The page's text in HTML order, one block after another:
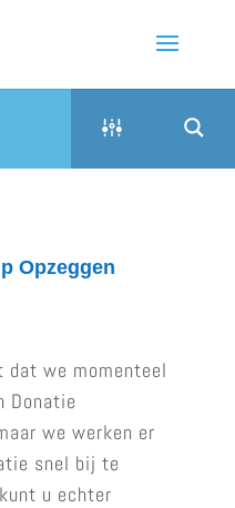
Opzeggen
dat we momenteel
Donatie
we werken er
snel bij te
u echter